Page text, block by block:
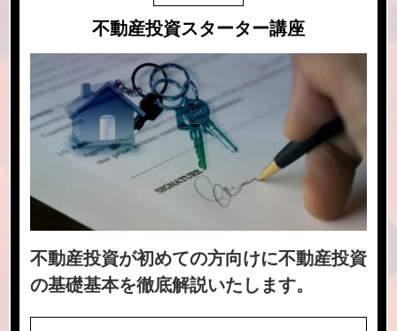
不動産投資スターター講座
不動産投資が初めての方向けに不動産投資
の基礎基本を徹底解説いたします。